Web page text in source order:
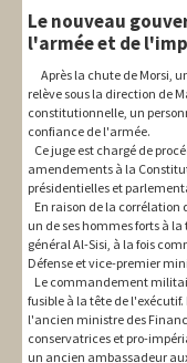
Le nouveau
l'armée et de
Après la chute de Morsi,
relève sous la direction de
constitutionnelle, un
confiance de l'armée.
Ce juge est chargé de
amendements à la
présidentielles et
En raison de la corrélation
un de ses hommes forts à
général Al-Sisi, à la fois
Défense et vice-premier
Le commandement
fusible à la tête de
l'ancien ministre des
conservatrices et pro-
un ancien ambassadeur